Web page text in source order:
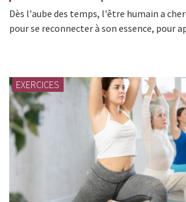
Dès l'aube des temps, l'être humain a
pour se reconnecter à son essence, pour
EXERCICES